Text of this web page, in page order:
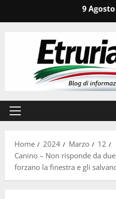
9
Menu
Home
2024 Marzo
12
Canino – Non risponde da
forzano la finestra e gli